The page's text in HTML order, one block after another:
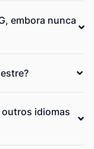
embora nunca
idiomas